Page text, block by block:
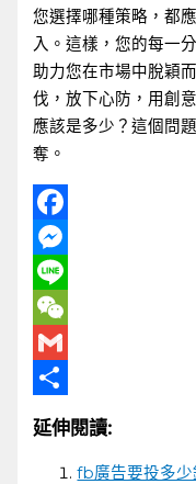
您選擇哪種策略，都
入。這樣，您的每一
助力您在市場中脫穎
伐，放下心防，用創
應該是多少？這個問
奪。
Facebook
Messenger
Line
WeChat
Gmail
延伸閱讀:
fb廣告要投多少